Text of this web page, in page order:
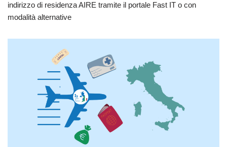
indirizzo di residenza AIRE tramite il portale Fast IT o con
modalità alternative